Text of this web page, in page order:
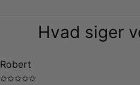
Hvad siger
Robert
✩✩✩✩✩